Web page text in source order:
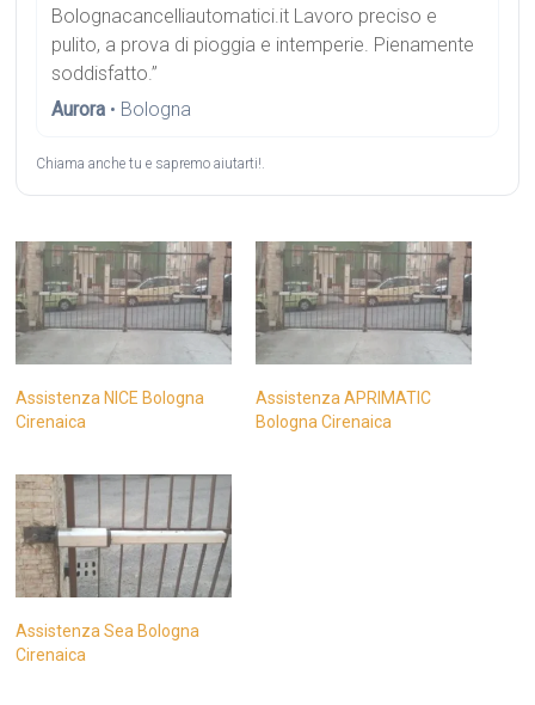
Bolognacancelliautomatici.it Lavoro preciso e
pulito, a prova di pioggia e intemperie. Pienamente
soddisfatto.”
Aurora • Bologna
Chiama anche tu e sapremo aiutarti!.
Assistenza NICE Bologna
Cirenaica
Assistenza APRIMATIC
Bologna Cirenaica
Assistenza Sea Bologna
Cirenaica